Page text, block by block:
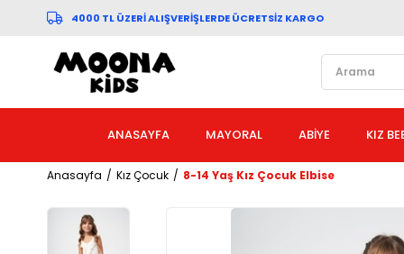
4000 TL ÜZERİ ALIŞVERİŞLERDE ÜCRETSİZ KARGO
ANASAYFA MAYORAL ABİYE KIZ
Anasayfa Kız Çocuk 8-14 Yaş Kız Çocuk Elbise